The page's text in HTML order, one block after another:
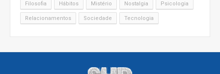
Filosofia Hábitos Mistério Nostalgia Psicologia
Relacionamentos Sociedade Tecnologia